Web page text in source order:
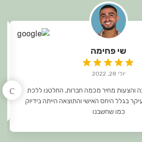
שי פחימה
מחיר מכמה חברות, החלטנו ללכת
היחס האישי והתוצאה הייתה בידיוק
כמו שחשבנו